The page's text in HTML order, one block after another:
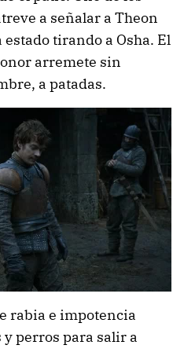
a señalar a Theon
tirando a Osha. El
arremete sin
a patadas.
rabia e impotencia
perros para salir a